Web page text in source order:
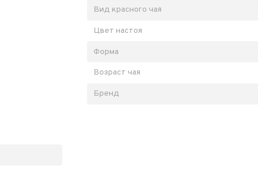
Вид красного чая
Цвет настоя
Форма
Возраст чая
Бренд